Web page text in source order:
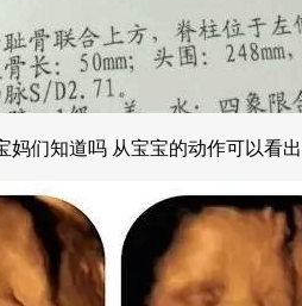
妈们知道吗 从宝宝的动作可以看